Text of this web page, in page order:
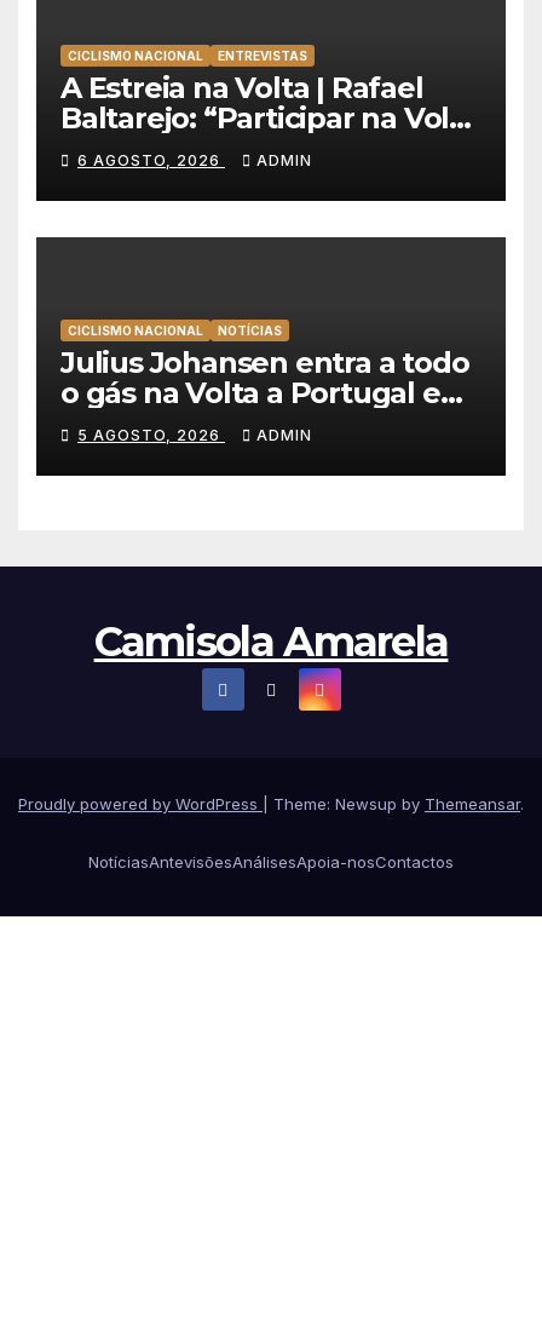
CICLISMO NACIONAL ENTREVISTAS
A Estreia na Volta | Rafael
Baltarejo: “Participar na Volta
a Portugal é o sonho de
qualquer ciclista”
6 AGOSTO, 2026 ADMIN
CICLISMO NACIONAL NOTÍCIAS
Julius Johansen entra a todo
o gás na Volta a Portugal e
lidera dobradinha da UAE
Team Emirates em Lisboa
5 AGOSTO, 2026 ADMIN
Camisola Amarela
Proudly powered by WordPress Theme: Newsup by Themeansar.
NotíciasAntevisõesAnálisesApoia-nosContactos